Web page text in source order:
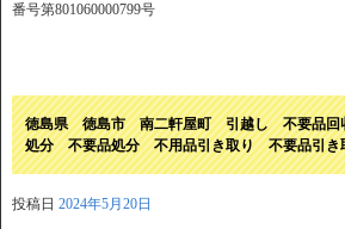
番号第801060000799号
徳島県 徳島市 南二軒屋町 引越し 不要品
処分 不要品処分 不用品引き取り 不要品引き
投稿日 2024年5月20日